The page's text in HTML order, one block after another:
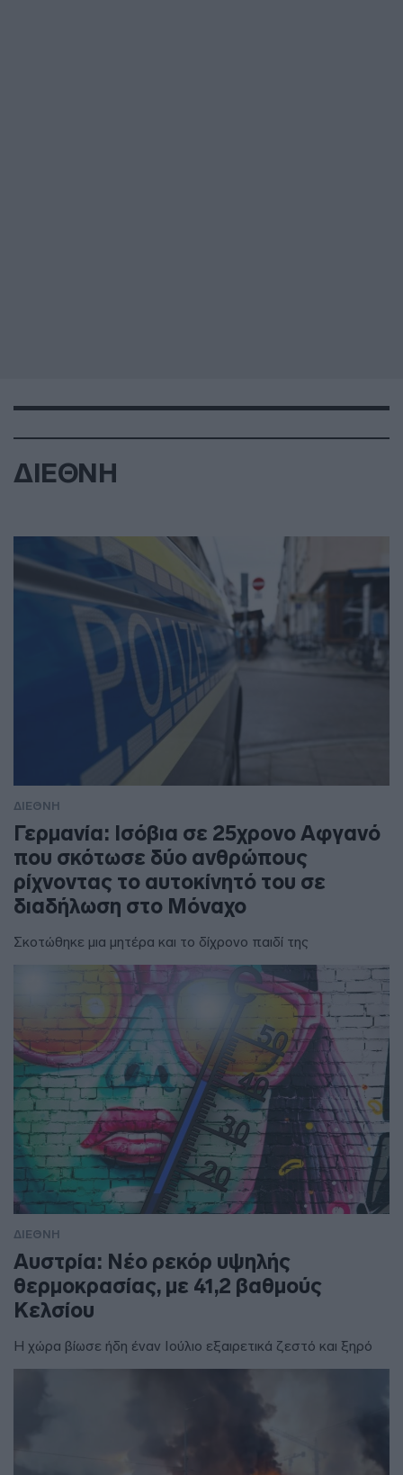
ΔΙΕΘΝΗ
ΔΙΕΘΝΗ
Γερμανία: Ισόβια σε 25χρονο Αφγανό
που σκότωσε δύο ανθρώπους
ρίχνοντας το αυτοκίνητό του σε
διαδήλωση στο Μόναχο
Σκοτώθηκε μια μητέρα και το δίχρονο παιδί της
ΔΙΕΘΝΗ
Αυστρία: Νέο ρεκόρ υψηλής
θερμοκρασίας, με 41,2 βαθμούς
Κελσίου
Η χώρα βίωσε ήδη έναν Ιούλιο εξαιρετικά ζεστό και ξηρό